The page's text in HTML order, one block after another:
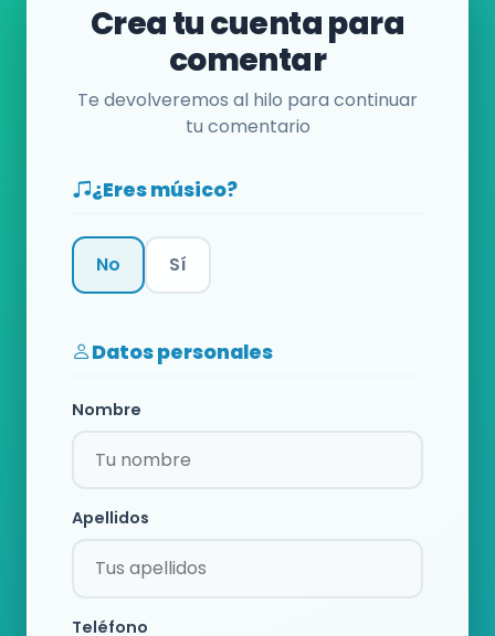
Crea tu cuenta para
comentar
Te devolveremos al hilo para continuar
tu comentario
¿Eres músico?
No Sí
Datos personales
Nombre
Apellidos
Teléfono